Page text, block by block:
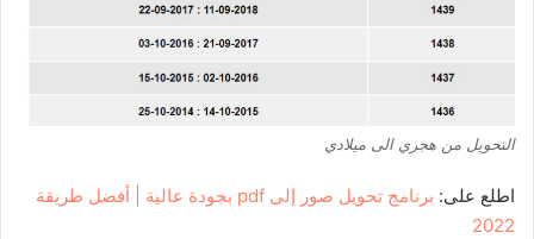
التحويل من هجري الى ميلادي
اطلع على:
برنامج تحويل صور إلى pdf بجودة عالية | أفضل طريقة
2022